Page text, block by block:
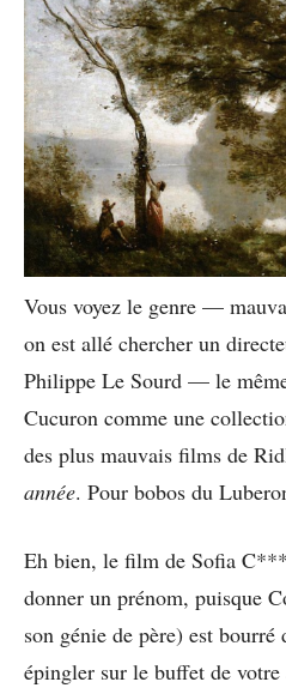
Vous voyez le genre —
on est allé chercher un
Philippe Le Sourd — le
Cucuron comme une
des plus mauvais films de
année. Pour bobos du
Eh bien, le film de Sofia
donner un prénom, puisque
son génie de père) est bourré
épingler sur le buffet de